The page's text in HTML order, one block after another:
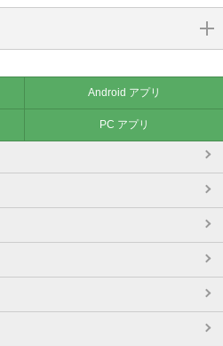
Android アプリ
PC アプリ